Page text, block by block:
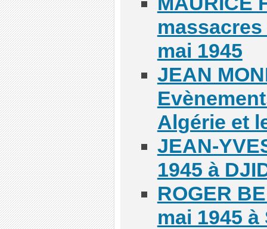
mai 1945
JEAN
Algérie et
JEAN-
1945 à
ROGER
mai 1945 à